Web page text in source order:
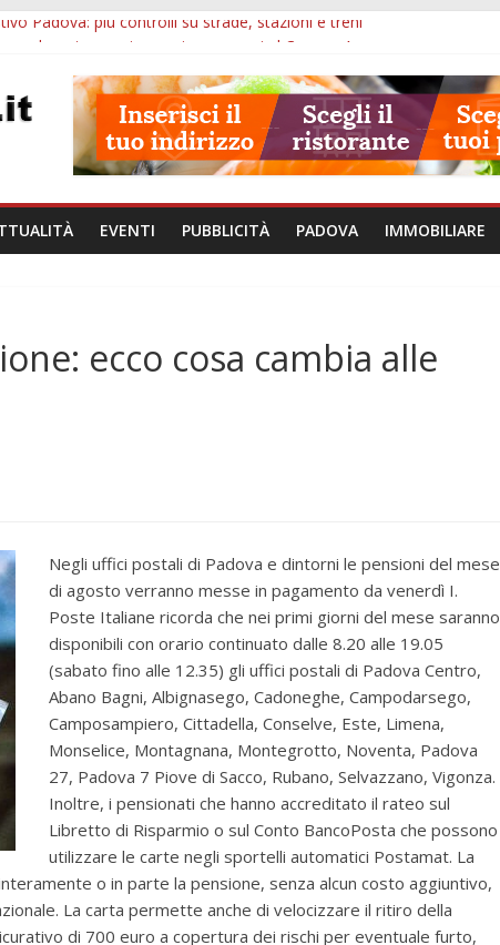
Padova: più controlli su strade, stazioni e treni
ore 10: censimento a Monselice, arresto antidroga e siccità
ore 23: maltrattamenti, arresto a Limena e progetto Cool Shop
Veneto: 650mila euro per Comuni e Polizie locali
EVENTI PUBBLICITÀ PADOVA IMMOBILIARE
ecco cosa cambia alle
Negli uffici postali di Padova e dintorni le pensioni del mese
di agosto verranno messe in pagamento da venerdì I.
Poste Italiane ricorda che nei primi giorni del mese saranno
disponibili con orario continuato dalle 8.20 alle 19.05
(sabato fino alle 12.35) gli uffici postali di Padova Centro,
Abano Bagni, Albignasego, Cadoneghe, Campodarsego,
Camposampiero, Cittadella, Conselve, Este, Limena,
Monselice, Montagnana, Montegrotto, Noventa, Padova
27, Padova 7 Piove di Sacco, Rubano, Selvazzano, Vigonza.
Inoltre, i pensionati che hanno accreditato il rateo sul
Libretto di Risparmio o sul Conto BancoPosta che possono
utilizzare le carte negli sportelli automatici Postamat. La
o in parte la pensione, senza alcun costo aggiuntivo,
La carta permette anche di velocizzare il ritiro della
di 700 euro a copertura dei rischi per eventuale furto,